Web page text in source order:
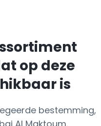
op deze
is
bestemming,